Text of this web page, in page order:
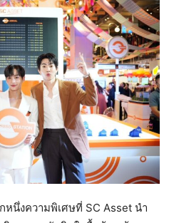
หนึ่งความพิเศษที่ SC Asset นำ